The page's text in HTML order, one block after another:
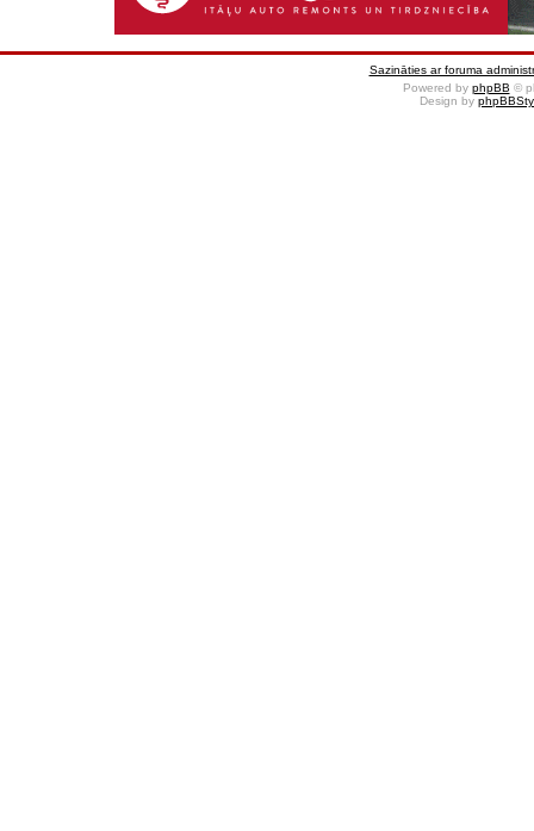
Sazināties ar foruma
Powered by phpBB ©
Design by